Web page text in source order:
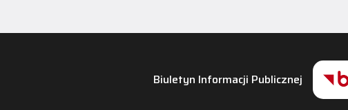
Biuletyn Informacji Publicznej